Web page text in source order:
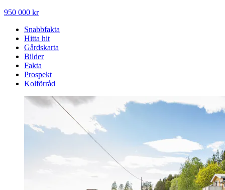
950 000 kr
Snabbfakta
Hitta hit
Gårdskarta
Bilder
Fakta
Prospekt
Kolförråd